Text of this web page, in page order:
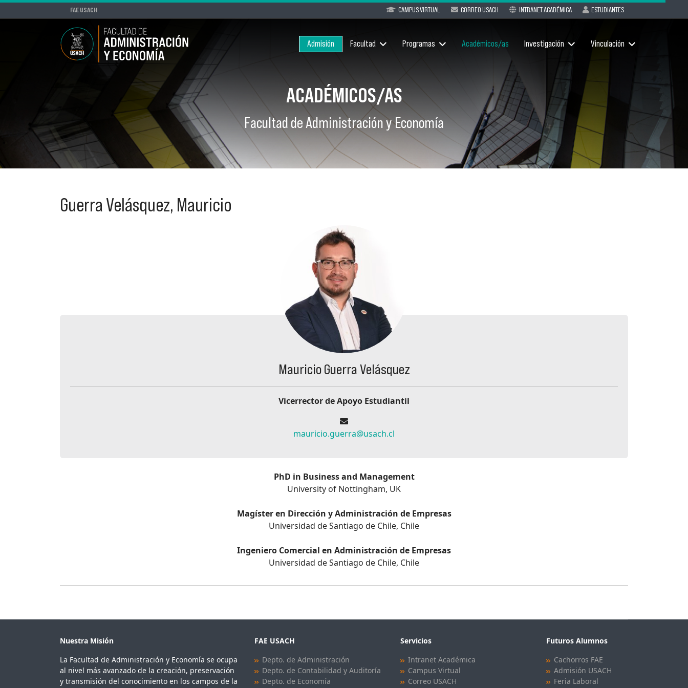
FAE USACH CAMPUS VIRTUAL CORREO USACH INTRANET ACADÉMICA ESTUDIANTES
Admisión Facultad Programas Académicos/as Investigación Vinculación
ACADÉMICOS/AS
Facultad de Administración y Economía
Guerra Velásquez, Mauricio
Mauricio Guerra Velásquez
Vicerrector de Apoyo Estudiantil
mauricio.guerra@usach.cl
PhD in Business and Management
University of Nottingham, UK
Magíster en Dirección y Administración de Empresas
Universidad de Santiago de Chile, Chile
Ingeniero Comercial en Administración de Empresas
Universidad de Santiago de Chile, Chile
Nuestra Misión
La Facultad de Administración y Economía se ocupa
al nivel más avanzado de la creación, preservación
y transmisión del conocimiento en los campos de la
FAE USACH
Depto. de Administración
Depto. de Contabilidad y Auditoría
Depto. de Economía
Servicios
Intranet Académica
Campus Virtual
Correo USACH
Futuros Alumnos
Cachorros FAE
Admisión USACH
Feria Laboral